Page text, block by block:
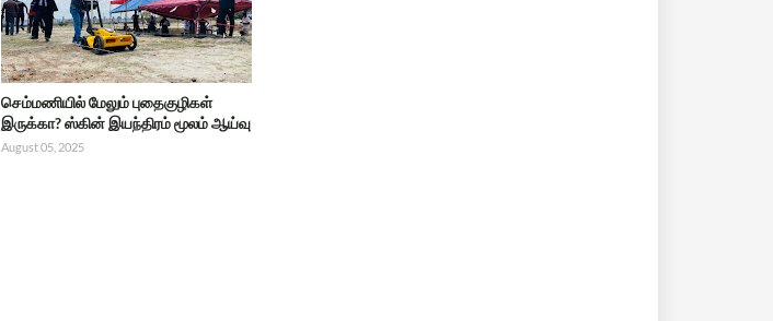
செம்மணியில் மேலும் புதைகுழிகள்
இருக்கா? ஸ்கின் இயந்திரம் மூலம் ஆய்வு
August 05, 2025